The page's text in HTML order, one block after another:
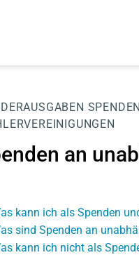
an
kann ich als Spenden
sind Spenden an
kann ich nicht als